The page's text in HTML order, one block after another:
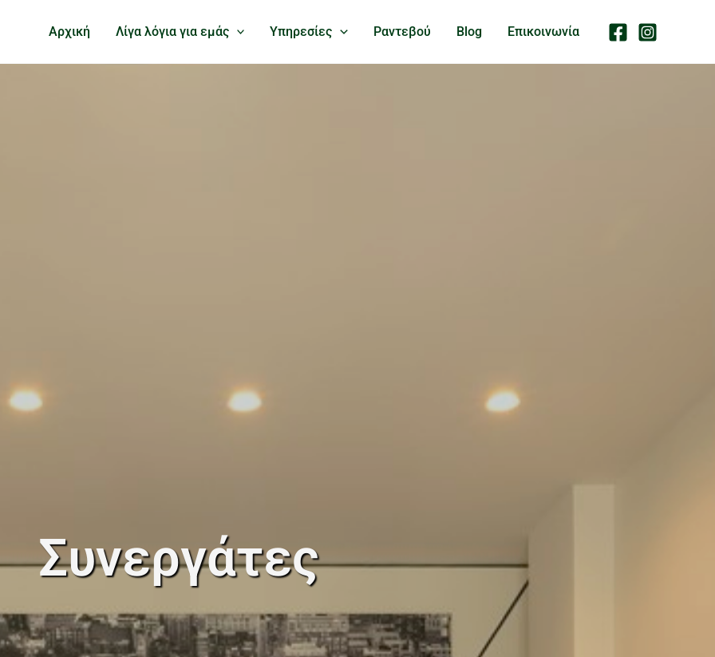
Αρχική Λίγα λόγια για εμάς Υπηρεσίες Ραντεβού Blog Επικοινωνία
Συνεργάτες